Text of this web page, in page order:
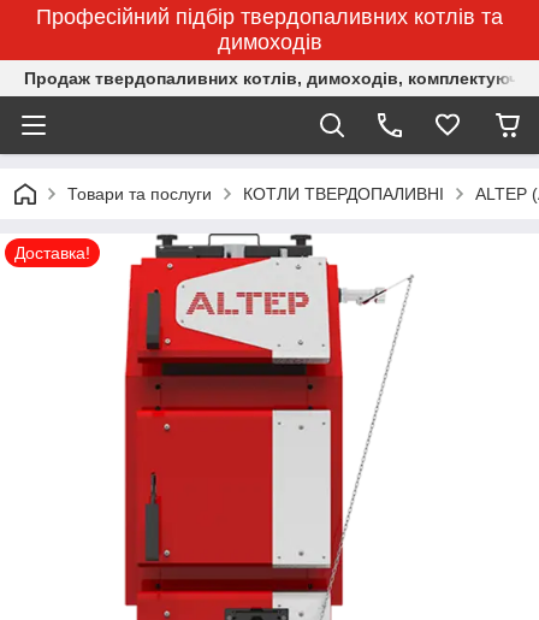
Професійний підбір твердопаливних котлів та
димоходів
Продаж твердопаливних котлів, димоходів,
Товари та послуги КОТЛИ ТВЕРДОПАЛИВНІ ALTEP
Доставка!